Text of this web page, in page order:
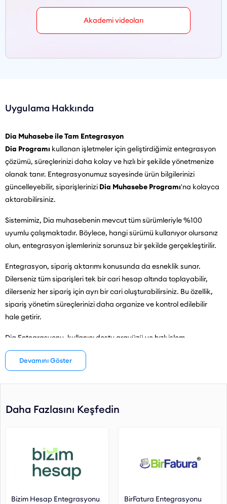
Akademi videoları
Uygulama Hakkında
Dia Muhasebe ile Tam Entegrasyon
Dia Programı kullanan işletmeler için geliştirdiğimiz entegrasyon
çözümü, süreçlerinizi daha kolay ve hızlı bir şekilde yönetmenize
olanak tanır. Entegrasyonumuz sayesinde ürün bilgilerinizi
güncelleyebilir, siparişlerinizi Dia Muhasebe Programı'na kolayca
aktarabilirsiniz.
Sistemimiz, Dia muhasebenin mevcut tüm sürümleriyle %100
uyumlu çalışmaktadır. Böylece, hangi sürümü kullanıyor olursanız
olun, entegrasyon işlemleriniz sorunsuz bir şekilde gerçekleştirilir.
Entegrasyon, sipariş aktarımı konusunda da esneklik sunar.
Dilerseniz tüm siparişleri tek bir cari hesap altında toplayabilir,
dilerseniz her sipariş için ayrı bir cari oluşturabilirsiniz. Bu özellik,
sipariş yönetim süreçlerinizi daha organize ve kontrol edilebilir
hale getirir.
Dia Entegrasyonu, kullanıcı dostu arayüzü ve hızlı işlem
kapasitesiyle, işletmenizin muhasebe süreçlerini kolaylaştırır ve
zamandan tasarruf etmenizi sağlar. Siz de entegre yapımızla
Devamını Göster
Daha Fazlasını Keşfedin
Bizim Hesap Entegrasyonu BirFatura Entegrasyonu